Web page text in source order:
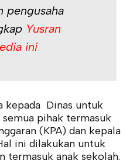
pengusaha
Yusran
ini
kepada Dinas untuk
pihak termasuk
(KPA) dan kepala
ini dilakukan untuk
termasuk anak sekolah.